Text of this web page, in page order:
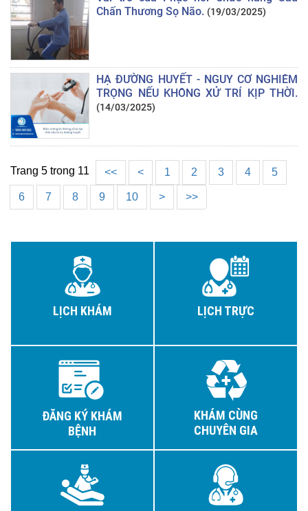
Chấn Thương Sọ Não. (19/03/2025)
HẠ ĐƯỜNG HUYẾT - NGUY CƠ NGHIÊM
TRỌNG NẾU KHÔNG XỬ TRÍ KỊP THỜI.
(14/03/2025)
Trang 5 trong 11 << < 1 2 3 4 5
6 7 8 9 10 > >>
LỊCH KHÁM LỊCH TRỰC
ĐĂNG KÝ KHÁM
BỆNH
KHÁM CÙNG
CHUYÊN GIA